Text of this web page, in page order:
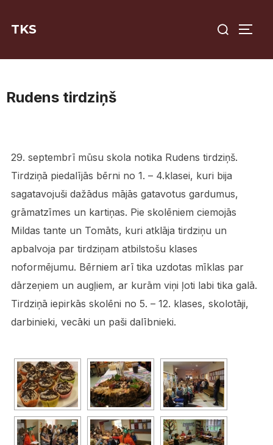
TKS
for:
Rudens tirdziņš
29. septembrī mūsu skola notika Rudens tirdziņš.
Tirdziņā piedalījās bērni no 1. – 4.klasei, kuri bija
sagatavojuši dažādus mājās gatavotus gardumus,
grāmatzīmes un kartiņas. Pie skolēniem ciemojās
Mildas tante un Tomāts, kuri atklāja tirdziņu un
apbalvoja par tirdziņam atbilstošu klases
noformējumu. Bērniem arī tika uzdotas mīklas par
dārzeņiem un augļiem, ar kurām viņi ļoti labi tika galā.
Tirdziņā iepirkās skolēni no 5. – 12. klases, skolotāji,
darbinieki, vecāki un paši dalībnieki.